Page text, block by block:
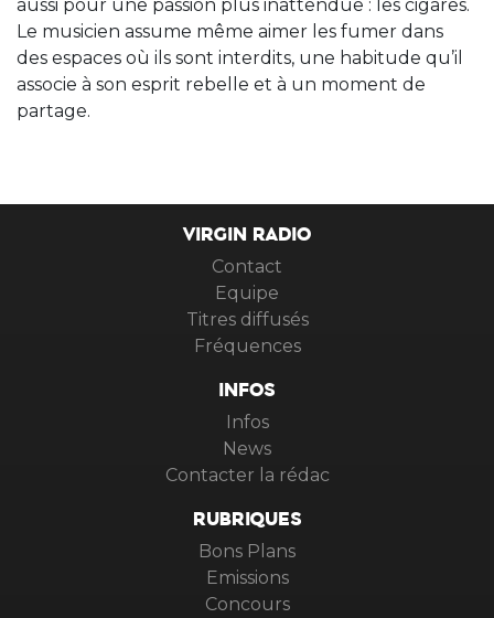
aussi pour une passion plus inattendue : les cigares.
Le musicien assume même aimer les fumer dans
des espaces où ils sont interdits, une habitude qu’il
associe à son esprit rebelle et à un moment de
partage.
VIRGIN RADIO
Contact
Equipe
Titres diffusés
Fréquences
INFOS
Infos
News
Contacter la rédac
RUBRIQUES
Bons Plans
Emissions
Concours